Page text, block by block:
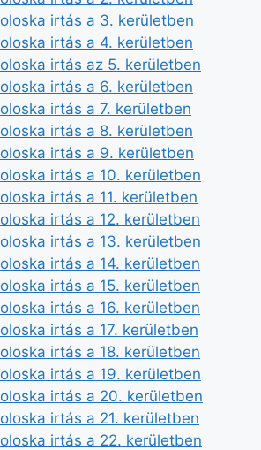
irtás a 3. kerületben
irtás a 4. kerületben
irtás az 5. kerületben
irtás a 6. kerületben
irtás a 7. kerületben
irtás a 8. kerületben
irtás a 9. kerületben
irtás a 10. kerületben
irtás a 11. kerületben
irtás a 12. kerületben
irtás a 13. kerületben
irtás a 14. kerületben
irtás a 15. kerületben
irtás a 16. kerületben
irtás a 17. kerületben
irtás a 18. kerületben
irtás a 19. kerületben
irtás a 20. kerületben
irtás a 21. kerületben
irtás a 22. kerületben